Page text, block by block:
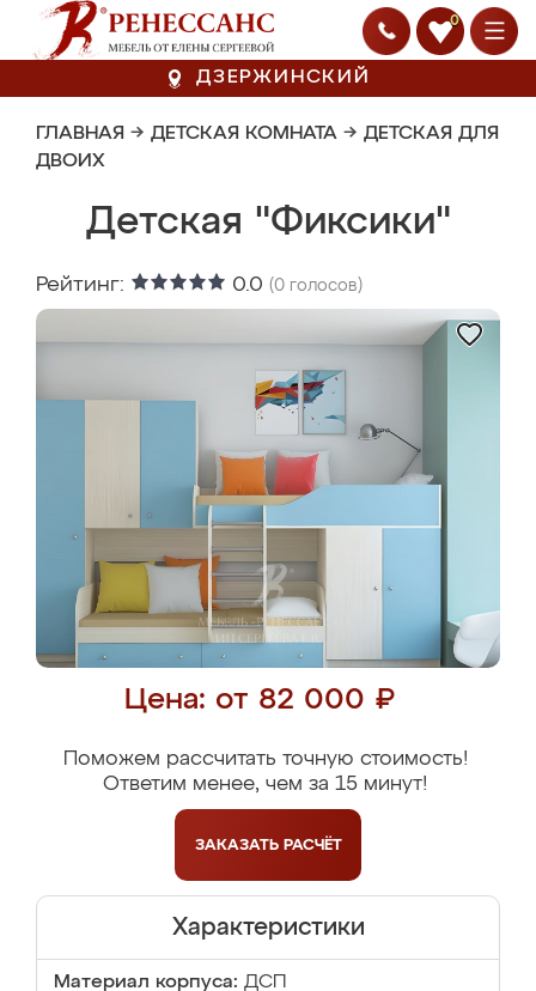
0
ДЗЕРЖИНСКИЙ
ГЛАВНАЯ → ДЕТСКАЯ КОМНАТА → ДЕТСКАЯ ДЛЯ
ДВОИХ
Детская "Фиксики"
Рейтинг: 0.0 (0 голосов)
Цена: от 82 000 ₽
Поможем рассчитать точную стоимость!
Ответим менее, чем за 15 минут!
ЗАКАЗАТЬ РАСЧЁТ
Характеристики
Материал корпуса: ДСП